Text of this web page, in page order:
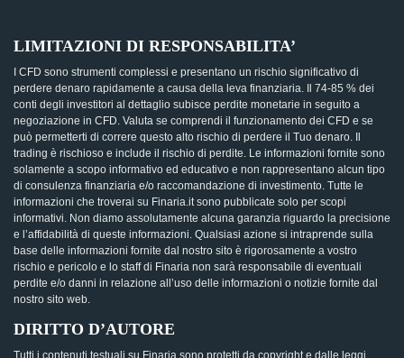
LIMITAZIONI DI RESPONSABILITA’
I CFD sono strumenti complessi e presentano un rischio significativo di
perdere denaro rapidamente a causa della leva finanziaria. Il 74-85 % dei
conti degli investitori al dettaglio subisce perdite monetarie in seguito a
negoziazione in CFD. Valuta se comprendi il funzionamento dei CFD e se
può permetterti di correre questo alto rischio di perdere il Tuo denaro. Il
trading è rischioso e include il rischio di perdite. Le informazioni fornite sono
solamente a scopo informativo ed educativo e non rappresentano alcun tipo
di consulenza finanziaria e/o raccomandazione di investimento. Tutte le
informazioni che troverai su Finaria.it sono pubblicate solo per scopi
informativi. Non diamo assolutamente alcuna garanzia riguardo la precisione
e l’affidabilità di queste informazioni. Qualsiasi azione si intraprende sulla
base delle informazioni fornite dal nostro sito è rigorosamente a vostro
rischio e pericolo e lo staff di Finaria non sarà responsabile di eventuali
perdite e/o danni in relazione all’uso delle informazioni o notizie fornite dal
nostro sito web.
DIRITTO D’AUTORE
Tutti i contenuti testuali su Finaria sono protetti da copyright e dalle leggi